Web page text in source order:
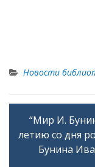
Новости
по
“Мир И.
летию со дня
Бунина